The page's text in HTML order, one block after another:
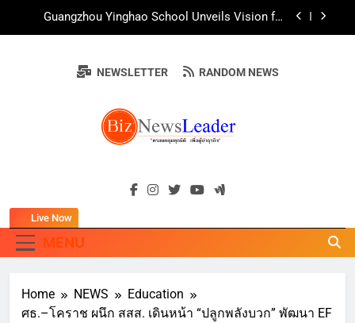
แนวคิด “90 วัน เก็บแต้มสุขภาพดี สิ่งดีๆ จะเกิดขึ้น”
Guangzhou Yinghao School Unveils Vision for
20 ปี ต่อยอดเสิร์ฟความอร่อย ยกเมนูระดับตำนาน
“ข้าวหน้าไก่ราชวงศ์” พุ่งทะยานสู่น่านฟ้า
ธุรกิจท่องเที่ยวไทย “ขายได้ ขายดี ขายนาน”
บ้านหนองสองห้องจัดใหญ่ “แห่เทียนพรรษา – ผ้าป่า
ซาเล้งปลอดเหล้าเข้าพรรษา 2569” ชูพลังชุมชน
สืบสานพุทธศาสนา สร้างสังคมปลอดเหล้า ภายใต้
AirAsia X SEE FAH พันธมิตรทางธุรกิจยาวนานกว่า
ททท. ร่วมมือกับ จุฬาลงกรณ์มหาวิทยาลัย จัดสัมมนา
ทางวิชาการและการตลาดเชิงรุก แนะเคล็ดลับปรับ
ธุรกิจท่องเที่ยวไทย “ขายได้ ขายดี ขายนาน”
BIZNEWSLEADER
"ครอบคลุมทุกมิติ เพื่อ…ผู้นำธุรกิจ"
NEWSLETTER RANDOM NEWS
MENU
Live Now
Home NEWS
Education
ศธ.–โคราช ผนึก สสส. เดินหน้า “ปลูกพลังบวก” พัฒนา EF